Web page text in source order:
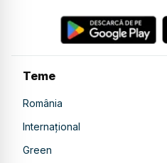
Teme
România
Internațional
Green